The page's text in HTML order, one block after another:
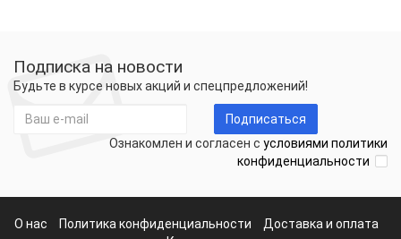
Подписка на новости
Будьте в курсе новых акций и спецпредложений!
Подписаться
Ознакомлен и согласен с условиями политики
конфиденциальности
О нас Политика конфиденциальности
Доставка и оплата